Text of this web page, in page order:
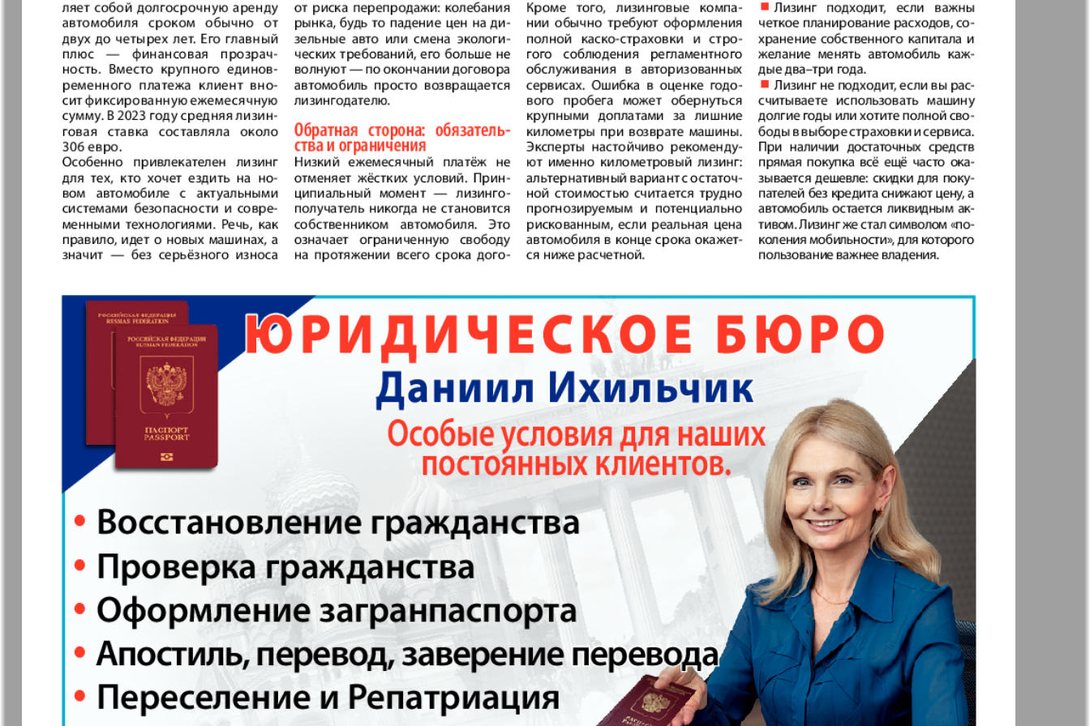
Archiv der auf der Website nicht aktualisierten Zeitungen und Zeitschriften
7plus7ja Avangard Aibolit Akzent Annonce
Antenne
Argumenty i fakty
Europe
Augsburg-city Afischa Augsburg Business
Business Park Sei Gesund Vascha Gaseta Westi Westnik-info
Wetschernaja
Ewiger Schatz
Wostotschnaja
Wadim
Germania Plus Dialog Haus und Familie Hauskulinar
Domaschnij
Restaurant
Jüdische Zeitung Europa Ekspress Jasmin Woman`s life
Zakon i ludi
Ausländische
Aufzeichnungen
Sdorowje Idealnaja Firma Nachrichten BW
Izum iDEAL Karriere Katjuscha Kenguru
Clan KP Europe
Krot in
Deutschland
Krugozor plus!
Kulinar TV Kurorte aktuell LDK auf Russisch Life in Frankfurt М-City